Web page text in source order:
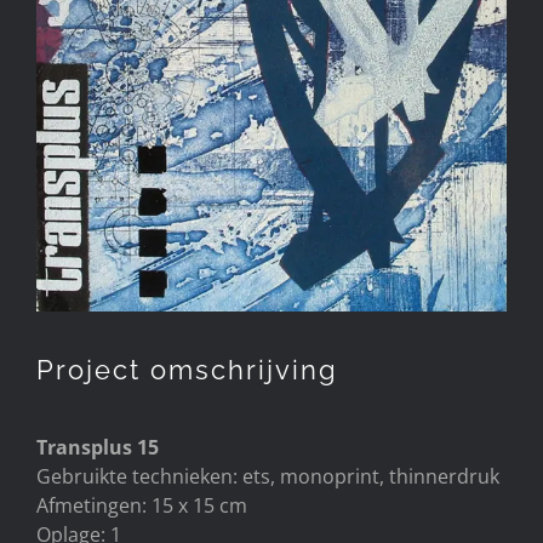
Project omschrijving
Transplus 15
Gebruikte technieken: ets, monoprint, thinnerdruk
Afmetingen: 15 x 15 cm
Oplage: 1